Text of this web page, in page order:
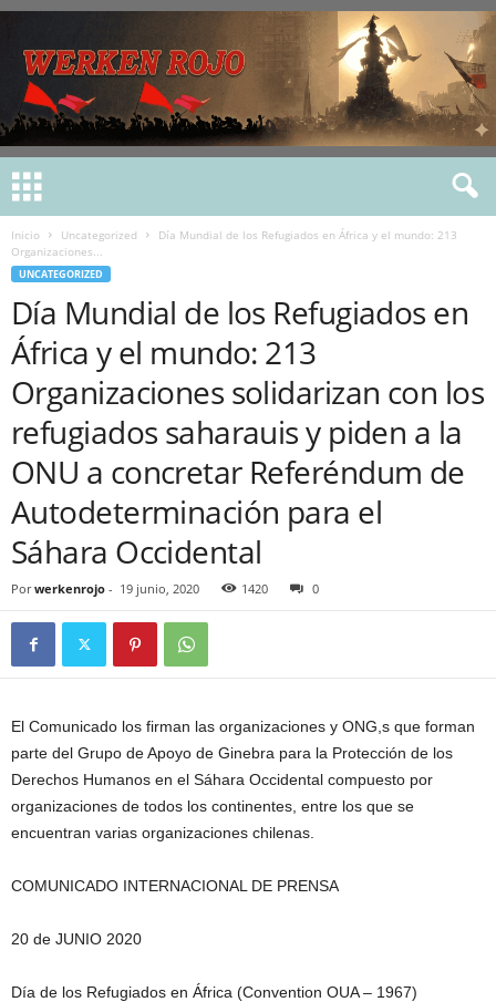
Inicio Uncategorized
Día Mundial de los Refugiados en África y el mundo: 213
Organizaciones...
UNCATEGORIZED
Día Mundial de los Refugiados en
África y el mundo: 213
Organizaciones solidarizan con los
refugiados saharauis y piden a la
ONU a concretar Referéndum de
Autodeterminación para el
Sáhara Occidental
Por werkenrojo - 19 junio, 2020 1420 0
El Comunicado los firman las organizaciones y ONG,s que forman
parte del Grupo de Apoyo de Ginebra para la Protección de los
Derechos Humanos en el Sáhara Occidental compuesto por
organizaciones de todos los continentes, entre los que se
encuentran varias organizaciones chilenas.
COMUNICADO INTERNACIONAL DE PRENSA
20 de JUNIO 2020
Día de los Refugiados en África (Convention OUA – 1967)